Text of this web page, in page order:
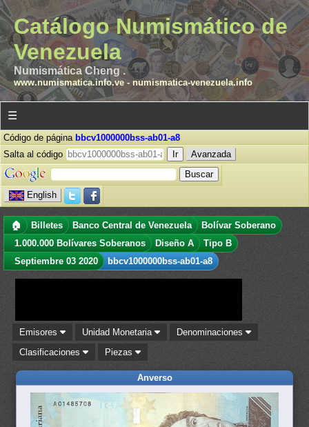
Catálogo Numismático de
Venezuela
Numismática Cheng .
www.numismatica.info.ve- numismatica-venezuela.info
☰
Código de página bbcv1000000bss-ab01-a8
Salta al código
Avanzada
English
🏠 Billetes Banco Central de Venezuela
Bolívar Soberano
1.000.000 Bolívares Soberanos
Diseño A
Tipo B
Septiembre 03 2020
bbcv1000000bss-ab01-a8
Emisores Unidad Monetaria
Denominaciones
Clasificaciones
Piezas
Anverso